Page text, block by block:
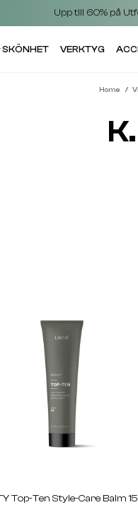
Upp till 60% på
SKÖNHET VERKTYG
Home
Top-Ten Style-Care Balm